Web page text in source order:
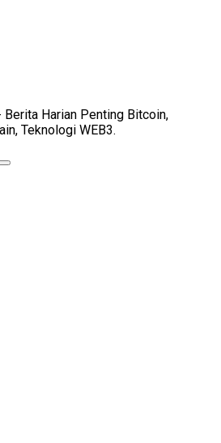
Berita Harian Penting Bitcoin,
Teknologi WEB3.